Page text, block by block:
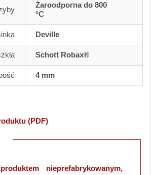
Żaroodporna do 800
°C
Deville
Schott Robax®
4 mm
(PDF)
nieprefabrykowanym,